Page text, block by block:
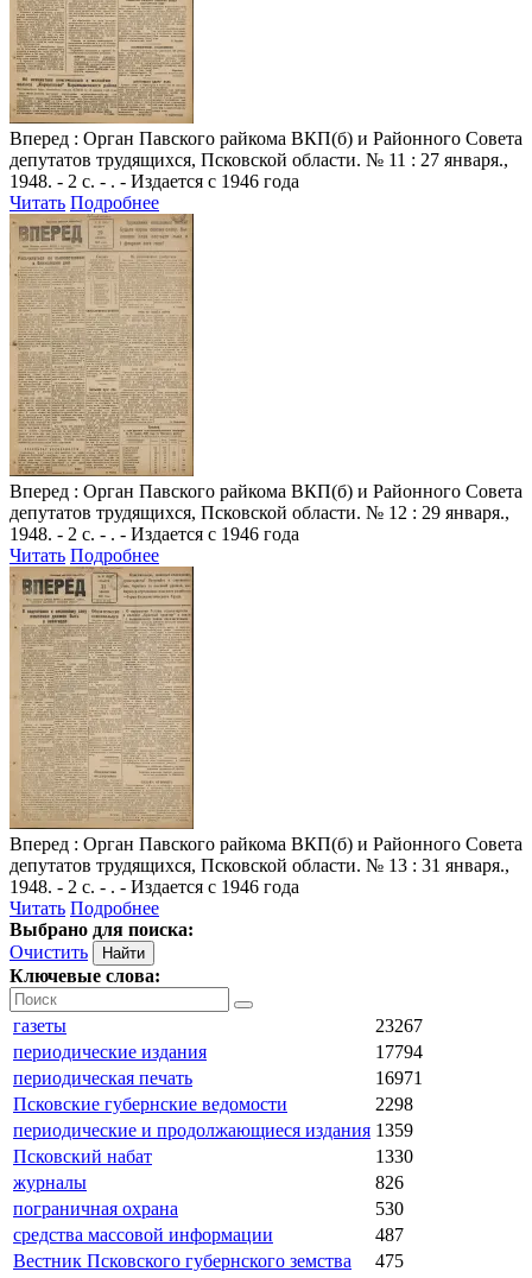
Вперед : Орган Павского райкома ВКП(б) и Районного Совета
депутатов трудящихся, Псковской области. № 11 : 27 января.,
1948. - 2 с. - . - Издается с 1946 года
Читать Подробнее
Вперед : Орган Павского райкома ВКП(б) и Районного Совета
депутатов трудящихся, Псковской области. № 12 : 29 января.,
1948. - 2 с. - . - Издается с 1946 года
Читать Подробнее
Вперед : Орган Павского райкома ВКП(б) и Районного Совета
депутатов трудящихся, Псковской области. № 13 : 31 января.,
1948. - 2 с. - . - Издается с 1946 года
Читать Подробнее
Выбрано для поиска:
Очистить
Ключевые слова:
газеты
23267
периодические издания
17794
периодическая печать
16971
Псковские губернские ведомости
2298
периодические и продолжающиеся издания 1359
Псковский набат
1330
журналы
826
пограничная охрана
530
средства массовой информации
487
Вестник Псковского губернского земства
475